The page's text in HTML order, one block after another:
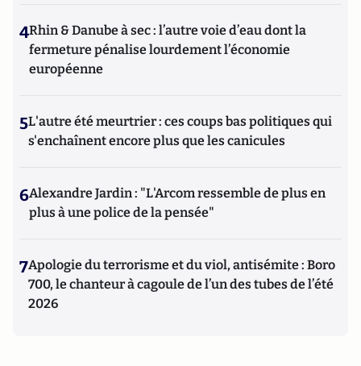
4Rhin & Danube à sec : l’autre voie d’eau dont la
fermeture pénalise lourdement l’économie
européenne
5L'autre été meurtrier : ces coups bas politiques qui
s'enchaînent encore plus que les canicules
6Alexandre Jardin : "L'Arcom ressemble de plus en
plus à une police de la pensée"
7Apologie du terrorisme et du viol, antisémite : Boro
700, le chanteur à cagoule de l’un des tubes de l’été
2026